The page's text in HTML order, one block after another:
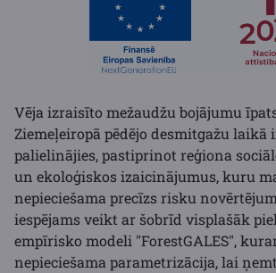
Vēja izraisīto mežaudžu bojājumu
Ziemeļeiropā pēdējo desmitgažu
palielinājies, pastiprinot reģiona
un ekoloģiskos izaicinājumus, kuru
nepieciešama precīzs risku
iespējams veikt ar šobrīd visplašāk
empīrisko modeli "ForestGALES",
nepieciešama parametrizācija, lai